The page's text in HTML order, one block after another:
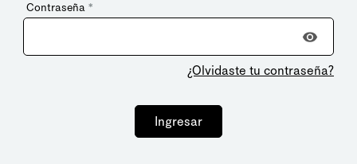
Contraseña *
¿Olvidaste tu contraseña?
Ingresar